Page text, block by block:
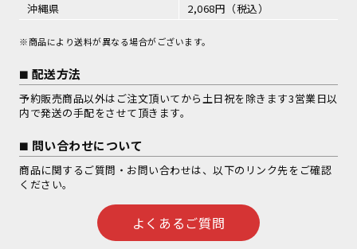
沖縄県
2,068円（税込）
※商品により送料が異なる場合がございます。
配送方法
予約販売商品以外はご注文頂いてから土日祝を除きます3営業日以
内で発送の手配をさせて頂きます。
問い合わせについて
商品に関するご質問・お問い合わせは、以下のリンク先をご確認
ください。
よくあるご質問